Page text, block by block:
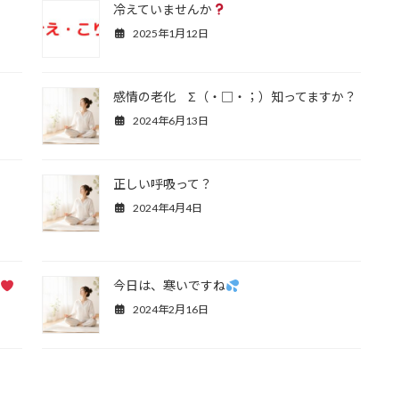
冷えていませんか
2025年1月12日
感情の老化 Σ（・□・；）知ってますか？
2024年6月13日
正しい呼吸って？
2024年4月4日
今日は、寒いですね
2024年2月16日